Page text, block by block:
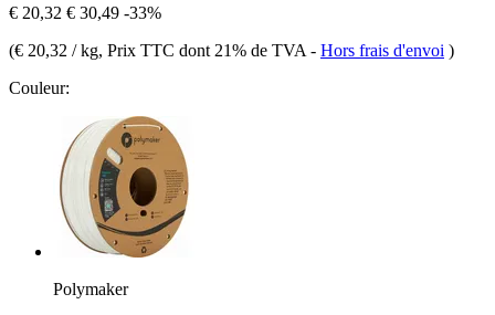
€ 20,32 € 30,49 -33%
(€ 20,32 / kg, Prix TTC dont 21% de TVA - Hors frais d'envoi )
Couleur:
Polymaker